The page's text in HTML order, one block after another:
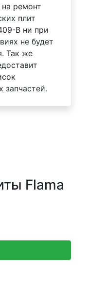
ремонт
плит
B ни при
не будет
Так же
запчастей.
Flama